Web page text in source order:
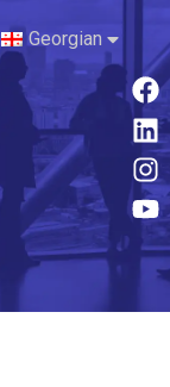
Georgian